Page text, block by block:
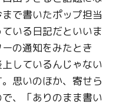
で書いたポップ担当
いる日記だといいま
の通知をみたとき
しているんじゃない
思いのほか、寄せら
、「ありのまま書い